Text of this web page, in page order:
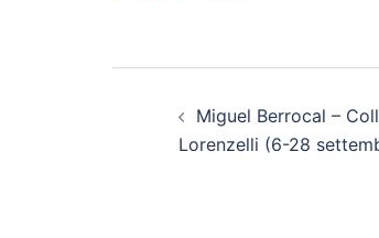
navigation
Miguel Berrocal –
Lorenzelli (6-28